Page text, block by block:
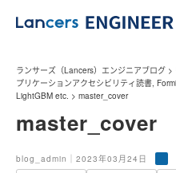
ランサーズ（Lancers）エンジニアブログ >
プリケーションアクセシビリティ読書,
LightGBM etc. > master_cover
master_cover
blog_admin｜2023年03月24日